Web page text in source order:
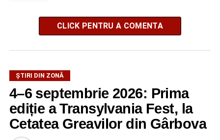
CLICK PENTRU A COMENTA
ȘTIRI DIN ZONĂ
4–6 septembrie 2026: Prima
ediție a Transylvania Fest, la
Cetatea Greavilor din Gârbova